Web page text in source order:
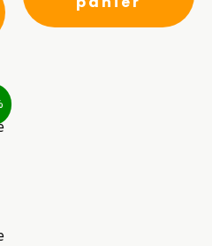
produit
variations.
Les